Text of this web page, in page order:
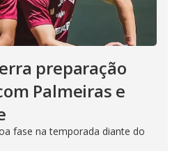
preparação
Palmeiras e
fase na temporada diante do